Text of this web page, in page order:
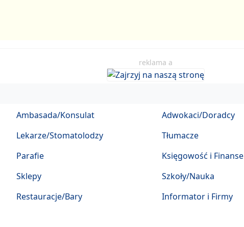
reklama a
Ambasada/Konsulat
Lekarze/Stomatolodzy
Parafie
Sklepy
Restauracje/Bary
Adwokaci/Doradcy
Tłumacze
Księgowość i Finanse
Szkoły/Nauka
Informator i Firmy